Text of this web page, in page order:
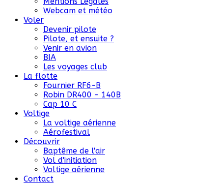
Webcam et météo
Voler
Devenir pilote
Pilote, et ensuite ?
Venir en avion
BIA
Les voyages club
La flotte
Fournier RF6-B
Robin DR400 - 140B
Cap 10 C
Voltige
La voltige aérienne
Aérofestival
Découvrir
Baptême de l'air
Vol d'initiation
Voltige aérienne
Contact